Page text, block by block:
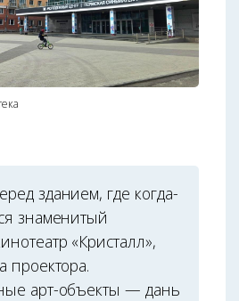
зданием, где когда-
знаменитый
«Кристалл»,
проектора.
арт-объекты — дань